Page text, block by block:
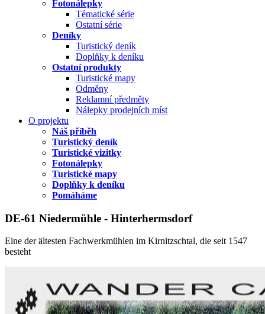
Fotonálepky
Tématické série
Ostatní série
Deníky
Turistický deník
Doplňky k deníku
Ostatní produkty
Turistické mapy
Odměny
Reklamní předměty
Nálepky prodejních míst
O projektu
Náš příběh
Turistický deník
Turistické vizitky
Fotonálepky
Turistické mapy
Doplňky k deníku
Pomáháme
DE-61 Niedermühle - Hinterhermsdorf
Eine der ältesten Fachwerkmühlen im Kirnitzschtal, die seit 1547
besteht